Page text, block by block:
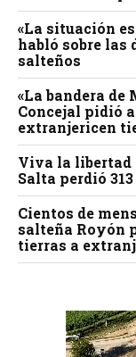
«La situación
habló sobre las
salteños
«La bandera
Concejal pidió
extranjericen
Viva la libertad
Salta perdió
Cientos de
salteña Royón
tierras a